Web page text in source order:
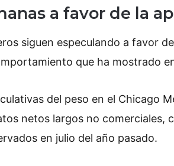
a favor de la
siguen especulando a favor
que ha mostrado
del peso en el Chicago
netos largos no comerciales,
en julio del año pasado.